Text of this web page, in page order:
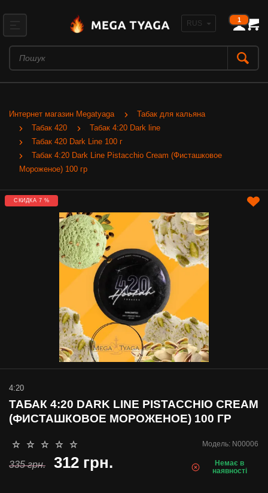
1
Интернет магазин Megatyaga
Табак для кальяна
Табак 420
Табак 4:20 Dark line
Табак 420 Dark Line 100 г
Табак 4:20 Dark Line Pistacchio Cream (Фисташковое
Мороженое) 100 гр
СКИДКА 7 %
Модель: N00006
4:20
ТАБАК 4:20 DARK LINE PISTACCHIO CREAM
(ФИСТАШКОВОЕ МОРОЖЕНОЕ) 100 ГР
Немає в
наявності
335 грн. 312 грн.